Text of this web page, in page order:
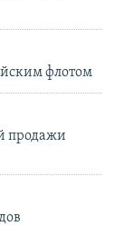
флотом
продажи